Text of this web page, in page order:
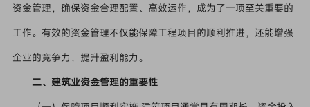
资金管理，确保资金合理配置、高效运作，成为了一项至关重要的
工作。有效的资金管理不仅能保障工程项目的顺利推进，还能增强
企业的竞争力，提升盈利能力。
二、建筑业资金管理的重要性